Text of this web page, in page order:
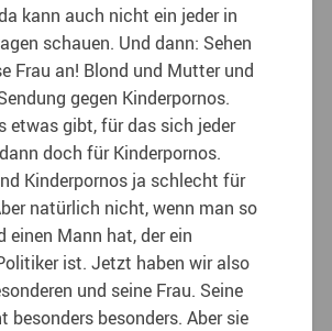
kann auch nicht ein jeder in
schauen. Und dann: Sehen
Frau an! Blond und Mutter und
gegen Kinderpornos.
etwas gibt, für das sich jeder
doch für Kinderpornos.
Kinderpornos ja schlecht für
natürlich nicht, wenn man so
einen Mann hat, der ein
ist. Jetzt haben wir also
und seine Frau. Seine
besonders besonders. Aber sie